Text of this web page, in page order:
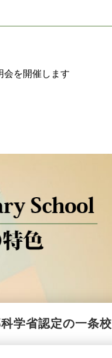
会を開催します
学省認定の一条校